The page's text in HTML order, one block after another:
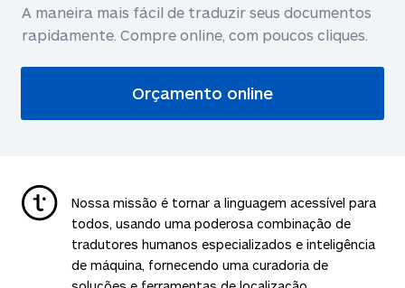
A maneira mais fácil de traduzir seus documentos
rapidamente. Compre online, com poucos cliques.
Orçamento online
Nossa missão é tornar a linguagem acessível para
todos, usando uma poderosa combinação de
tradutores humanos especializados e inteligência
de máquina, fornecendo uma curadoria de